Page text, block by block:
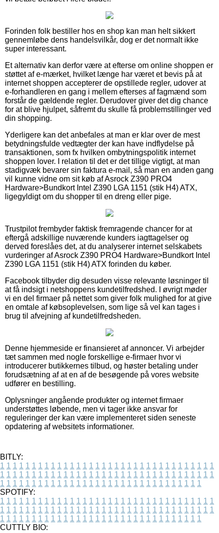
Forinden folk bestiller hos en shop kan man helt sikkert
gennemløbe dens handelsvilkår, dog er det normalt ikke
super interessant.
Et alternativ kan derfor være at efterse om online shoppen er
støttet af e-mærket, hvilket længe har været et bevis på at
internet shoppen accepterer de opstillede regler, udover at
e-forhandleren en gang i mellem efterses af fagmænd som
forstår de gældende regler. Derudover giver det dig chance
for at blive hjulpet, såfremt du skulle få problemstillinger ved
din shopping.
Yderligere kan det anbefales at man er klar over de mest
betydningsfulde vedtægter der kan have indflydelse på
transaktionen, som fx hvilken ombytningspolitik internet
shoppen lover. I relation til det er det tillige vigtigt, at man
stadigvæk bevarer sin faktura e-mail, så man en anden gang
vil kunne vidne om sit køb af Asrock Z390 PRO4
Hardware>Bundkort Intel Z390 LGA 1151 (stik H4) ATX,
ligegyldigt om du shopper til en dreng eller pige.
Trustpilot frembyder faktisk fremragende chancer for at
eftergå adskillige nuværende kunders iagttagelser og
derved foreslåes det, at du analyserer internet selskabets
vurderinger af Asrock Z390 PRO4 Hardware>Bundkort Intel
Z390 LGA 1151 (stik H4) ATX forinden du køber.
Facebook tilbyder dig desuden visse relevante løsninger til
at få indsigt i netshoppens kundetilfredshed. I øvrigt møder
vi en del firmaer på nettet som giver folk mulighed for at give
en omtale af købsoplevelsen, som lige så vel kan tages i
brug til afvejning af kundetilfredsheden.
Denne hjemmeside er finansieret af annoncer. Vi arbejder
tæt sammen med nogle forskellige e-firmaer hvor vi
introducerer butikkernes tilbud, og høster betaling under
forudsætning af at en af de besøgende på vores website
udfører en bestilling.
Oplysninger angående produkter og internet firmaer
understøttes løbende, men vi tager ikke ansvar for
reguleringer der kan være implementeret siden seneste
opdatering af websitets informationer.
BITLY:
1 1 1 1 1 1 1 1 1 1 1 1 1 1 1 1 1 1 1 1 1 1 1 1 1 1 1 1 1 1 1 1 1 1
1 1 1 1 1 1 1 1 1 1 1 1 1 1 1 1 1 1 1 1 1 1 1 1 1 1 1 1 1 1 1 1 1 1
1 1 1 1 1 1 1 1 1 1 1 1 1 1 1 1 1 1 1 1 1 1 1 1 1 1 1 1 1 1 1 1
SPOTIFY:
1 1 1 1 1 1 1 1 1 1 1 1 1 1 1 1 1 1 1 1 1 1 1 1 1 1 1 1 1 1 1 1 1 1
1 1 1 1 1 1 1 1 1 1 1 1 1 1 1 1 1 1 1 1 1 1 1 1 1 1 1 1 1 1 1 1 1 1
1 1 1 1 1 1 1 1 1 1 1 1 1 1 1 1 1 1 1 1 1 1 1 1 1 1 1 1 1 1 1 1
CUTTLY BIO: